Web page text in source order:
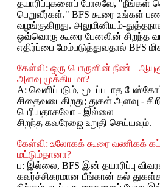
தயாரிப்புகளைப் போலவே, "நீங்கள்
பெறுவீர்கள்." BFS கூரை உங்கள்
வழங்குகிறது. அலுமினியம்-
ஒவ்வொரு கூரை பேனலின் சிறந்த
எதிர்ப்பை மேம்படுத்துவதால் BFS
கேள்வி: ஒரு பொருளின் நீண்ட
அளவு முக்கியமா?
A: வெளிப்படும், மூடப்படாத
சிதைவடைகிறது; துகள் அளவு -
பெரியதாகவோ - இல்லை
சிறந்த கவரேஜை உறுதி செய்யவும்.
கேள்வி: உலோகக் கூரை வணிகக்
மட்டும்தானா?
ப: இல்லை, BFS இன் தயாரிப்பு
கவர்ச்சிகரமான பீங்கான் கல்